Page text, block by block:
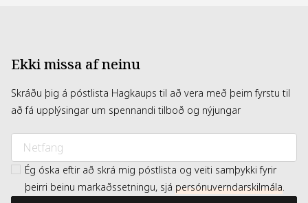
Ekki missa af neinu
Skráðu þig á póstlista Hagkaups til að vera með þeim fyrstu til
að fá upplýsingar um spennandi tilboð og nýjungar
Ég óska eftir að skrá mig póstlista og veiti samþykki fyrir
þeirri beinu markaðssetningu, sjá persónuverndarskilmála.